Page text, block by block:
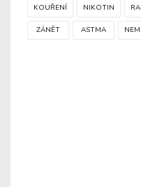
KOUŘENÍ NIKOTIN
ZÁNĚT ASTMA